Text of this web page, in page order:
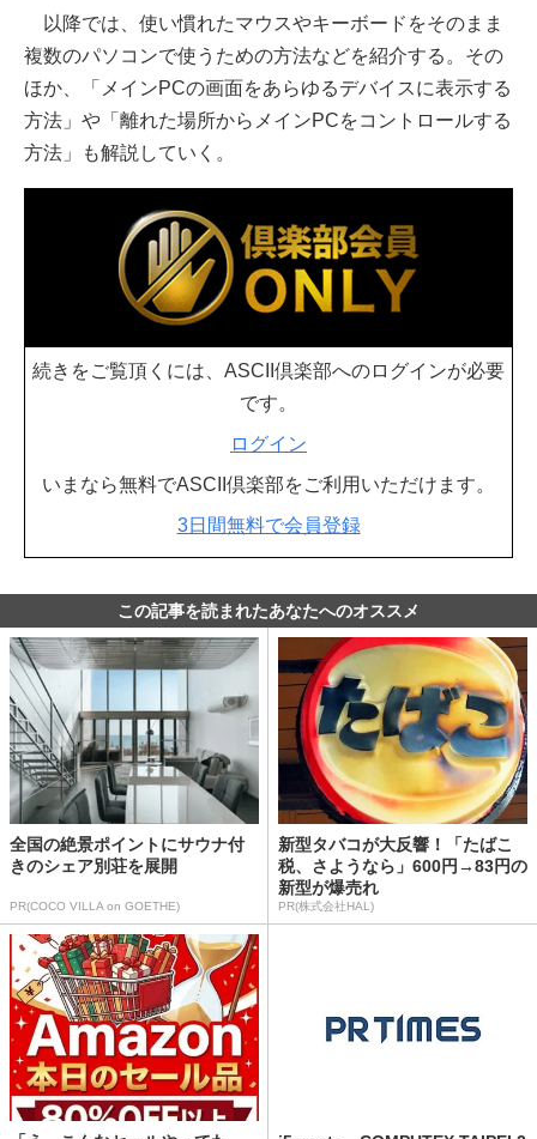
以降では、使い慣れたマウスやキーボードをそのまま
複数のパソコンで使うための方法などを紹介する。その
ほか、「メインPCの画面をあらゆるデバイスに表示する
方法」や「離れた場所からメインPCをコントロールする
方法」も解説していく。
続きをご覧頂くには、ASCII倶楽部へのログインが必要
です。
ログイン
いまなら無料でASCII倶楽部をご利用いただけます。
3日間無料で会員登録
この記事を読まれたあなたへのオススメ
全国の絶景ポイントにサウナ付
きのシェア別荘を展開
PR(COCO VILLA on GOETHE)
新型タバコが大反響！「たばこ
税、さようなら」600円→83円の
新型が爆売れ
PR(株式会社HAL)